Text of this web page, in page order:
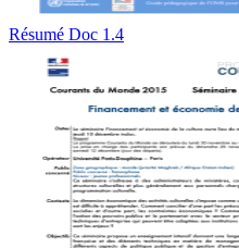
Résumé Doc 1.4